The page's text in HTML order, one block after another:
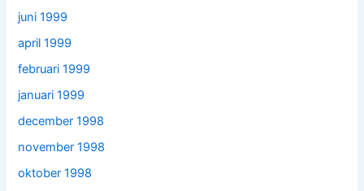
juni 1999
april 1999
februari 1999
januari 1999
december 1998
november 1998
oktober 1998